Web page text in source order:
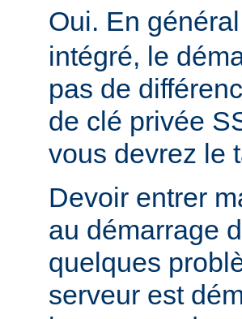
Oui. En
intégré, le
pas de
de clé privée
vous devrez le
Devoir entrer
au démarrage
quelques
serveur est